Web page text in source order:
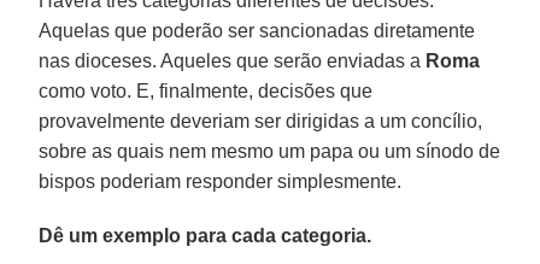
Aquelas que poderão ser sancionadas diretamente
nas dioceses. Aqueles que serão enviadas a Roma
como voto. E, finalmente, decisões que
provavelmente deveriam ser dirigidas a um concílio,
sobre as quais nem mesmo um papa ou um sínodo de
bispos poderiam responder simplesmente.
Dê um exemplo para cada categoria.